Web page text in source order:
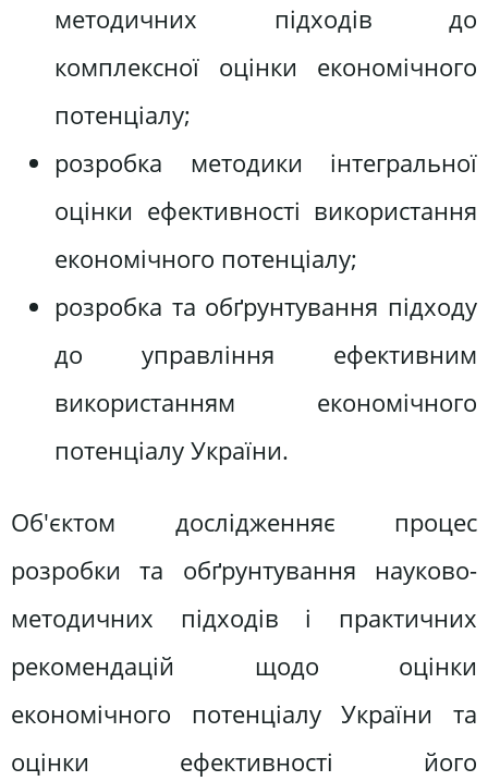
методичних підходів до
комплексної оцінки економічного
потенціалу;
розробка методики інтегральної
оцінки ефективності використання
економічного потенціалу;
розробка та обґрунтування підходу
до управління ефективним
використанням економічного
потенціалу України.
Об'єктом дослідженняє процес
розробки та обґрунтування науково-
методичних підходів і практичних
рекомендацій щодо оцінки
економічного потенціалу України та
оцінки ефективності його